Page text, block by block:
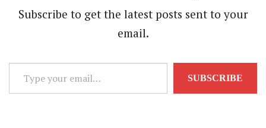
Subscribe to get the latest posts sent to your
email.
your
SUBSCRIBE